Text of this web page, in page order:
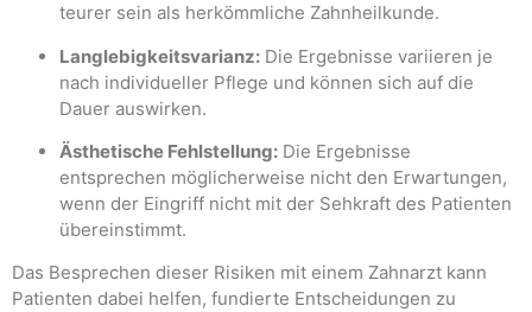
teurer sein als herkömmliche Zahnheilkunde.
Langlebigkeitsvarianz: Die Ergebnisse variieren je
nach individueller Pflege und können sich auf die
Dauer auswirken.
Ästhetische Fehlstellung: Die Ergebnisse
entsprechen möglicherweise nicht den Erwartungen,
wenn der Eingriff nicht mit der Sehkraft des Patienten
übereinstimmt.
Das Besprechen dieser Risiken mit einem Zahnarzt kann
Patienten dabei helfen, fundierte Entscheidungen zu